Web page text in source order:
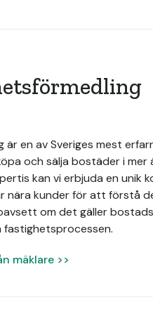
är en av Sveriges mest
och sälja bostäder i
kan vi erbjuda en unik
nära kunder för att förstå
om det gäller
fastighetsprocessen.
mäklare >>